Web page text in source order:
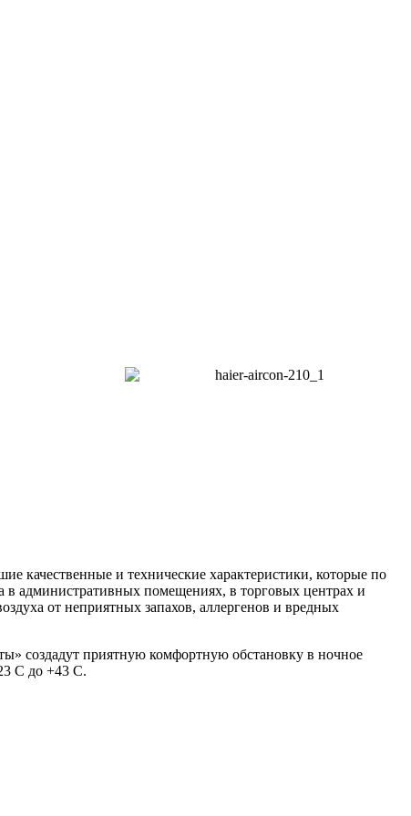
качественные и технические характеристики, которые по
в административных помещениях, в торговых центрах и
от неприятных запахов, аллергенов и вредных
создадут приятную комфортную обстановку в ночное
С до +43 С.